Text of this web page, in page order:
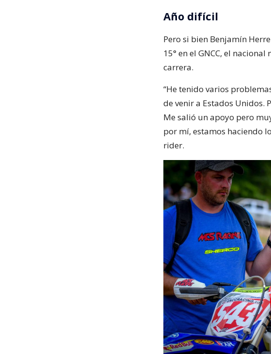
Año difícil
Pero si bien Benjamín
15° en el GNCC, el
carrera.
“He tenido varios
de venir a Estados Unidos.
Me salió un apoyo pero
por mí, estamos haciendo
rider.